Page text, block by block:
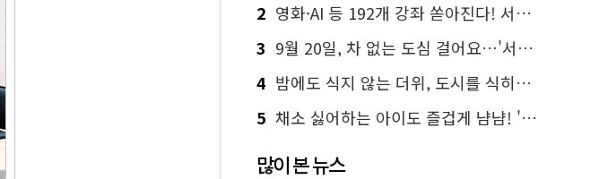
2 영화·AI 등 192개 강좌 쏟아진다! 서울시민대학 선착순 신청
3 9월 20일, 차 없는 도심 걸어요…'서울 걷자 페스티벌' 선착순 5천명
4 밤에도 식지 않는 더위, 도시를 식히는 시원한 해법은?
5 채소 싫어하는 아이도 즐겁게 냠냠! '찾아가는 서울시 식생활 교육' 현장
많이 본 뉴스